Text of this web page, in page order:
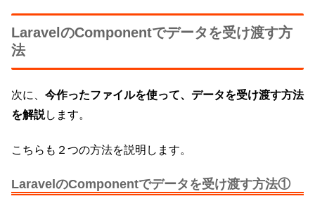
LaravelのComponentでデータを受け渡す方
法
次に、 今作ったファイルを使って、データを受け渡す方法
を解説します。
こちらも２つの方法を説明します。
LaravelのComponentでデータを受け渡す方法①